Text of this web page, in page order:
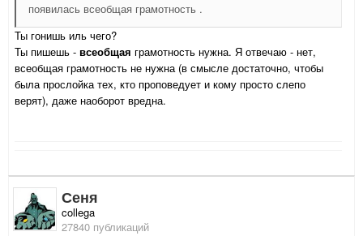
появилась всеобщая грамотность .
Ты гонишь иль чего?
Ты пишешь - всеобщая грамотность нужна. Я отвечаю - нет,
всеобщая грамотность не нужна (в смысле достаточно, чтобы
была прослойка тех, кто проповедует и кому просто слепо
верят), даже наоборот вредна.
Сеня
collega
27840 публикаций